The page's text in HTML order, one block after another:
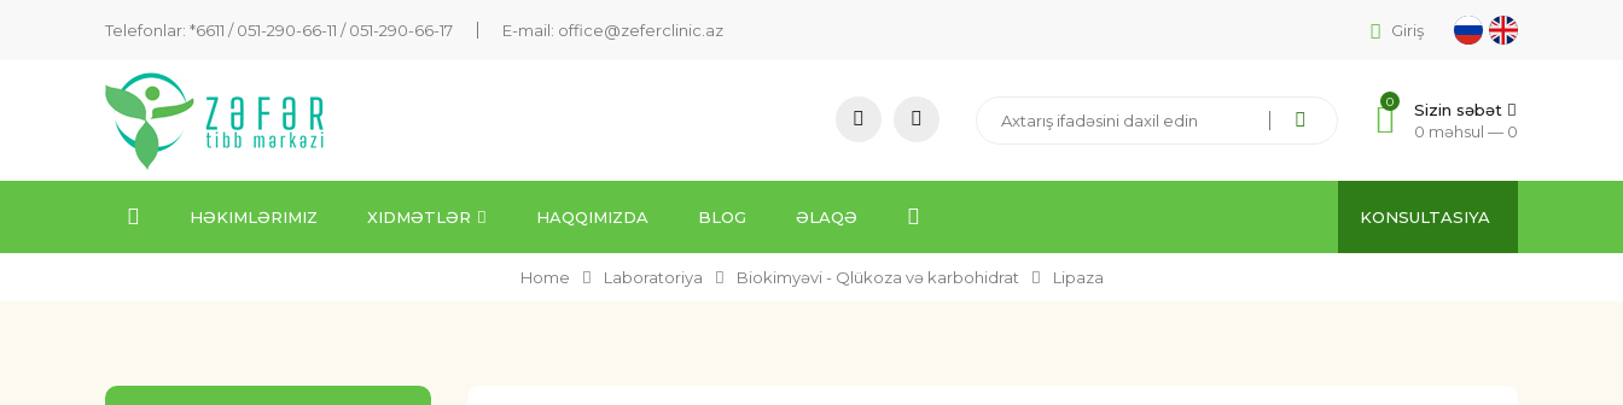
Telefonlar: *6611 /051-290-66-11 /051-290-66-17 E-mail: office@zeferclinic.az Giriş
0
Sizin səbət
0 məhsul — 0
HƏKIMLƏRIMIZ XIDMƏTLƏR HAQQIMIZDA BLOG ƏLAQƏ KONSULTASIYA
Home Laboratoriya Biokimyəvi - Qlükoza və karbohidrat Lipaza